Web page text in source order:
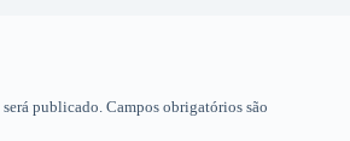
publicado. Campos obrigatórios são